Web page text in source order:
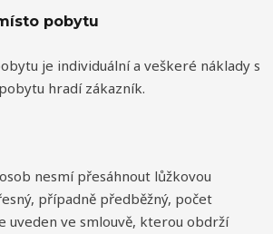
pobytu
je individuální a veškeré náklady s
hradí zákazník.
nesmí přesáhnout lůžkovou
případně předběžný, počet
uveden ve smlouvě, kterou obdrží